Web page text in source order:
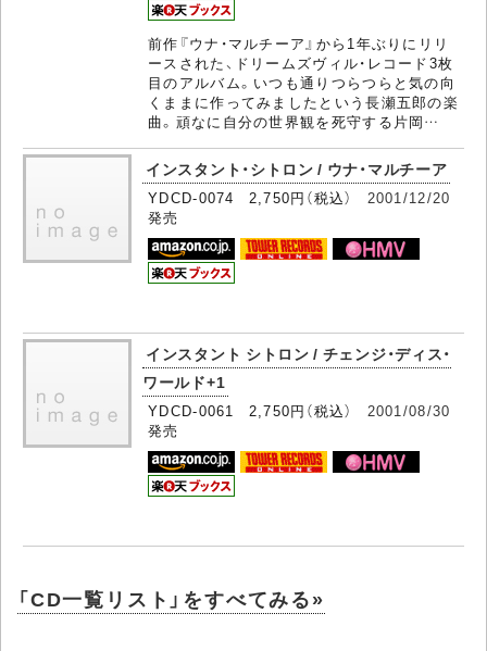
前作『ウナ・マルチーア』から1年ぶりにリリ
ースされた、ドリームズヴィル・レコード3枚
目のアルバム。いつも通りつらつらと気の向
くままに作ってみましたという長瀬五郎の楽
曲。頑なに自分の世界観を死守する片岡…
インスタント・シトロン / ウナ・マルチーア
YDCD-0074 2,750円（税込） 2001/12/20
発売
インスタント シトロン / チェンジ・ディス・
ワールド+1
YDCD-0061 2,750円（税込） 2001/08/30
発売
「CD一覧リスト」をすべてみる»